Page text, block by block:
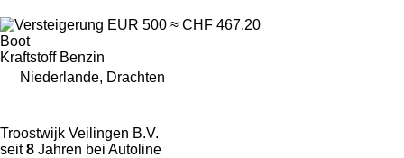
EUR 500 ≈ CHF 467.20
Boot
Kraftstoff Benzin
Niederlande, Drachten
Troostwijk Veilingen B.V.
seit8 Jahren bei Autoline